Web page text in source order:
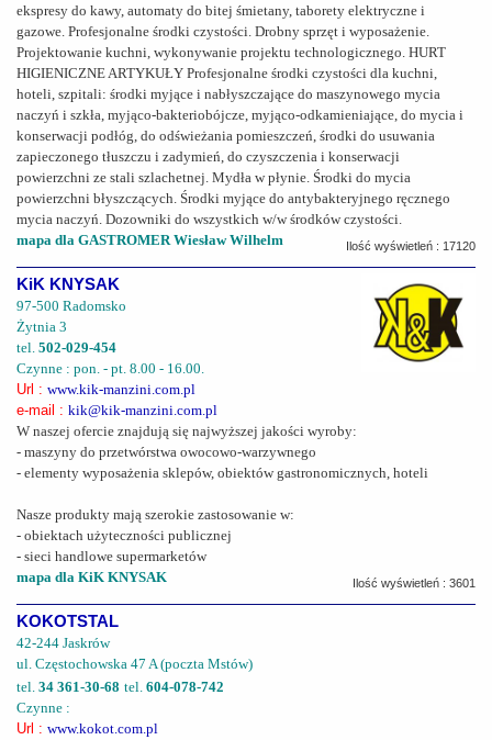
ekspresy do kawy, automaty do bitej śmietany, taborety elektryczne i
gazowe. Profesjonalne środki czystości. Drobny sprzęt i wyposażenie.
Projektowanie kuchni, wykonywanie projektu technologicznego. HURT
HIGIENICZNE ARTYKUŁY Profesjonalne środki czystości dla kuchni,
hoteli, szpitali: środki myjące i nabłyszczające do maszynowego mycia
naczyń i szkła, myjąco-bakteriobójcze, myjąco-odkamieniające, do mycia i
konserwacji podłóg, do odświeżania pomieszczeń, środki do usuwania
zapieczonego tłuszczu i zadymień, do czyszczenia i konserwacji
powierzchni ze stali szlachetnej. Mydła w płynie. Środki do mycia
powierzchni błyszczących. Środki myjące do antybakteryjnego ręcznego
mycia naczyń. Dozowniki do wszystkich w/w środków czystości.
mapa dla GASTROMER Wiesław Wilhelm
Ilość wyświetleń : 17120
KiK KNYSAK
97-500 Radomsko
Żytnia 3
tel. 502-029-454
Czynne : pon. - pt. 8.00 - 16.00.
Url : www.kik-manzini.com.pl
e-mail : kik@kik-manzini.com.pl
W naszej ofercie znajdują się najwyższej jakości wyroby:
- maszyny do przetwórstwa owocowo-warzywnego
- elementy wyposażenia sklepów, obiektów gastronomicznych, hoteli
Nasze produkty mają szerokie zastosowanie w:
- obiektach użyteczności publicznej
- sieci handlowe supermarketów
mapa dla KiK KNYSAK
Ilość wyświetleń : 3601
KOKOTSTAL
42-244 Jaskrów
ul. Częstochowska 47 A (poczta Mstów)
tel. 34 361-30-68 tel. 604-078-742
Czynne :
Url : www.kokot.com.pl